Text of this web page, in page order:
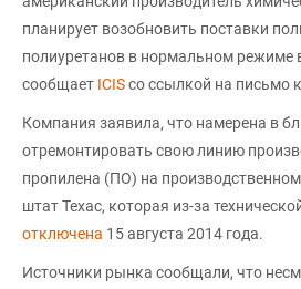
планирует возобновить поставки
полиуретанов в нормальном
сообщает ICISсо ссылкой на письмо
Компания заявила, что намерена в
отремонтировать свою линию
пропилена (ПО) на
штат Техас, которая из-за
отключена 15 августа 2014 года.
Источники рынка сообщали, что